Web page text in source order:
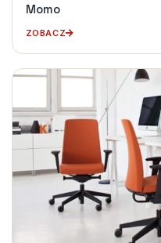
Momo
ZOBACZ